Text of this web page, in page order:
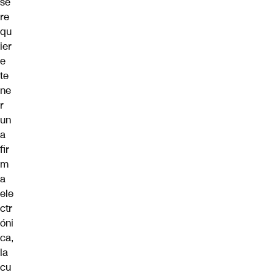
re
qu
ier
e
te
ne
r
un
a
fir
m
a
ele
ctr
óni
ca,
la
cu